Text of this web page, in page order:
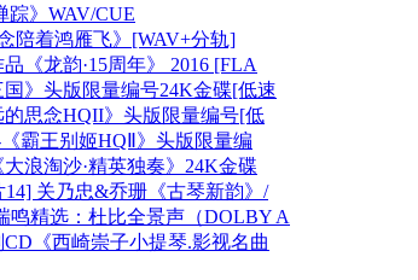
踪》WAV/CUE
陪着鸿雁飞》[WAV+分轨]
《龙韵·15周年》 2016 [FLA
》头版限量编号24K金碟[低速
的思念HQII》头版限量编号[低
霸王别姬HQⅡ》头版限量编
浪淘沙·精英独奏》24K金碟
关乃忠&乔珊《古琴新韵》/
鸣精选：杜比全景声（DOLBY A
《西崎崇子小提琴.影视名曲